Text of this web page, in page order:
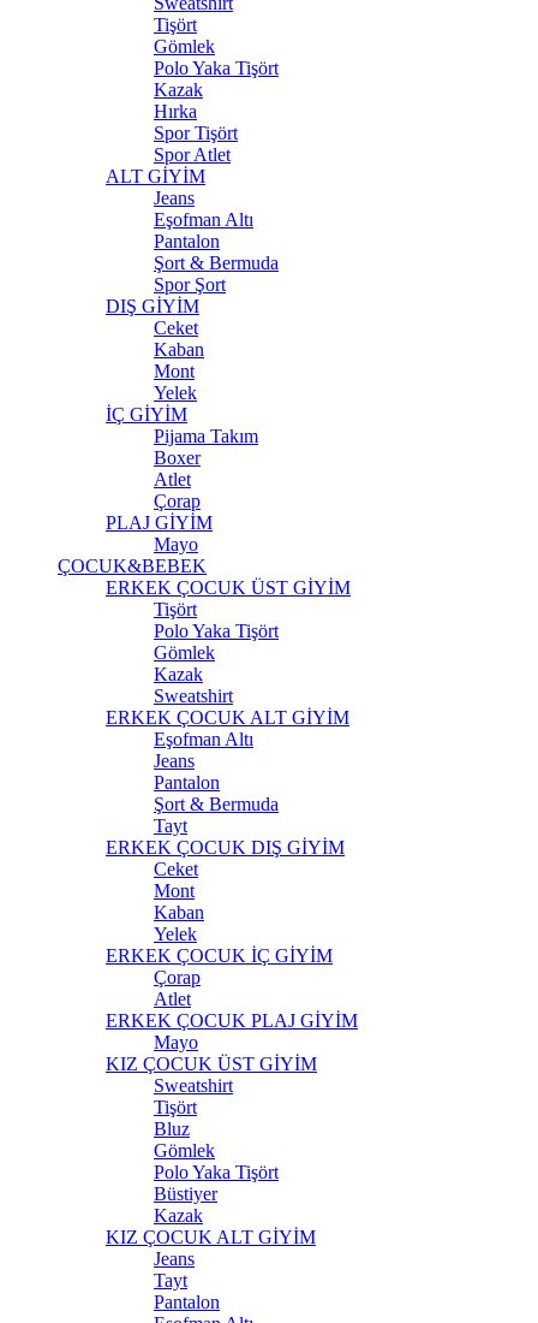
Tişört
Gömlek
Polo Yaka Tişört
Kazak
Hırka
Spor Tişört
Spor Atlet
ALT GİYİM
Jeans
Eşofman Altı
Pantalon
Şort & Bermuda
Spor Şort
DIŞ GİYİM
Ceket
Kaban
Mont
Yelek
İÇ GİYİM
Pijama Takım
Boxer
Atlet
Çorap
PLAJ GİYİM
Mayo
ÇOCUK&BEBEK
ERKEK ÇOCUK ÜST GİYİM
Tişört
Polo Yaka Tişört
Gömlek
Kazak
Sweatshirt
ERKEK ÇOCUK ALT GİYİM
Eşofman Altı
Jeans
Pantalon
Şort & Bermuda
Tayt
ERKEK ÇOCUK DIŞ GİYİM
Ceket
Mont
Kaban
Yelek
ERKEK ÇOCUK İÇ GİYİM
Çorap
Atlet
ERKEK ÇOCUK PLAJ GİYİM
Mayo
KIZ ÇOCUK ÜST GİYİM
Sweatshirt
Tişört
Bluz
Gömlek
Polo Yaka Tişört
Büstiyer
Kazak
KIZ ÇOCUK ALT GİYİM
Jeans
Tayt
Pantalon